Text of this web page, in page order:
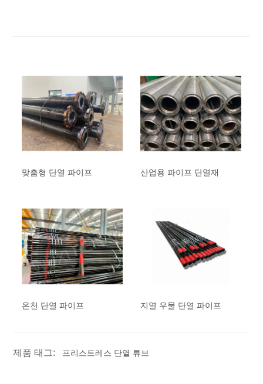
맞춤형 단열 파이프 산업용 파이프 단열재
온천 단열 파이프 지열 우물 단열 파이프
제품 태그: 프리스트레스 단열 튜브